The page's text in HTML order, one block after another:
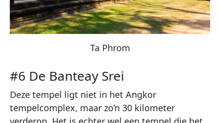
Ta Phrom
#6 De Banteay Srei
Deze tempel ligt niet in het Angkor
tempelcomplex, maar zo’n 30 kilometer